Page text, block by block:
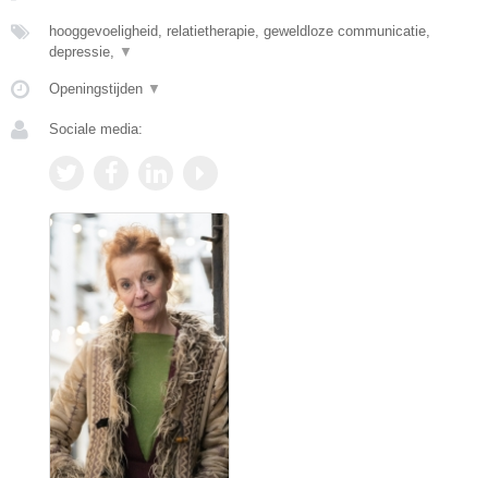
hooggevoeligheid, relatietherapie, geweldloze communicatie,
depressie,
▼
Openingstijden ▼
Sociale media: